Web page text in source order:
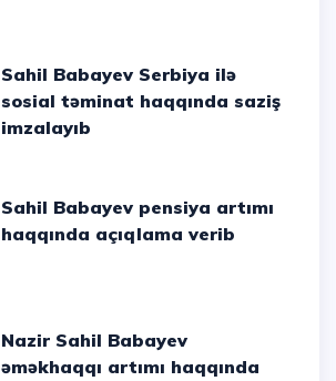
Sahil Babayev Serbiya ilə
sosial təminat haqqında saziş
imzalayıb
Sahil Babayev pensiya artımı
haqqında açıqlama verib
Nazir Sahil Babayev
əməkhaqqı artımı haqqında